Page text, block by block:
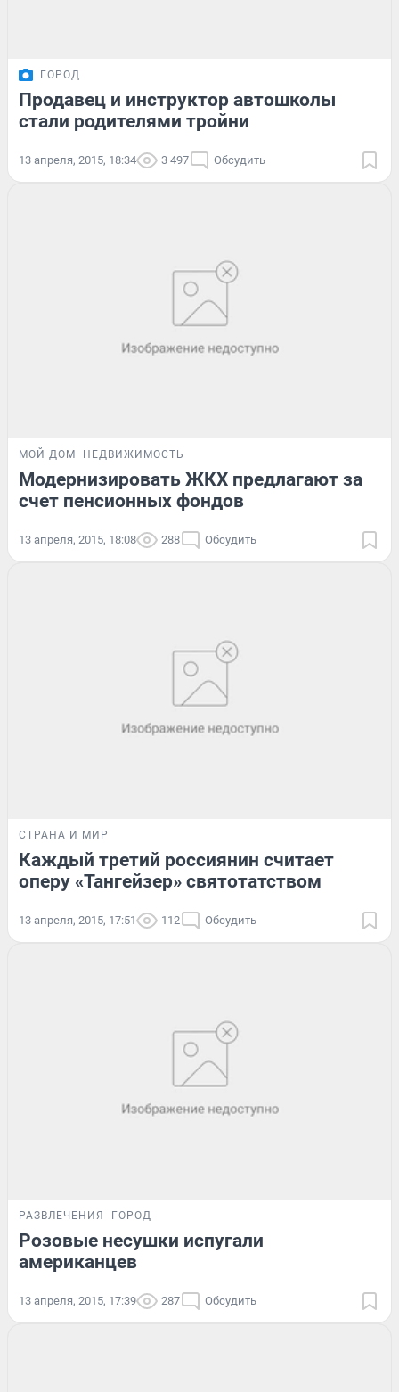
ГОРОД
Продавец и инструктор автошколы
стали родителями тройни
13 апреля, 2015, 18:34 3 497 Обсудить
МОЙ ДОМ НЕДВИЖИМОСТЬ
Модернизировать ЖКХ предлагают за
счет пенсионных фондов
13 апреля, 2015, 18:08 288 Обсудить
СТРАНА И МИР
Каждый третий россиянин считает
оперу «Тангейзер» святотатством
13 апреля, 2015, 17:51 112 Обсудить
РАЗВЛЕЧЕНИЯ ГОРОД
Розовые несушки испугали
американцев
13 апреля, 2015, 17:39 287 Обсудить